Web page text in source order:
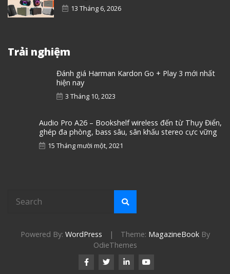
13 Tháng 6, 2026
Trải nghiệm
Đánh giá Harman Kardon Go + Play 3 mới nhất
hiện nay
3 Tháng 10, 2023
Audio Pro A26 – Bookshelf wireless đến từ Thụy Điển,
ghép đa phòng, bass sâu, sân khấu stereo cực vững
15 Tháng mười một, 2021
Powered By: WordPress | Theme: MagazineBookBy
OdieThemes